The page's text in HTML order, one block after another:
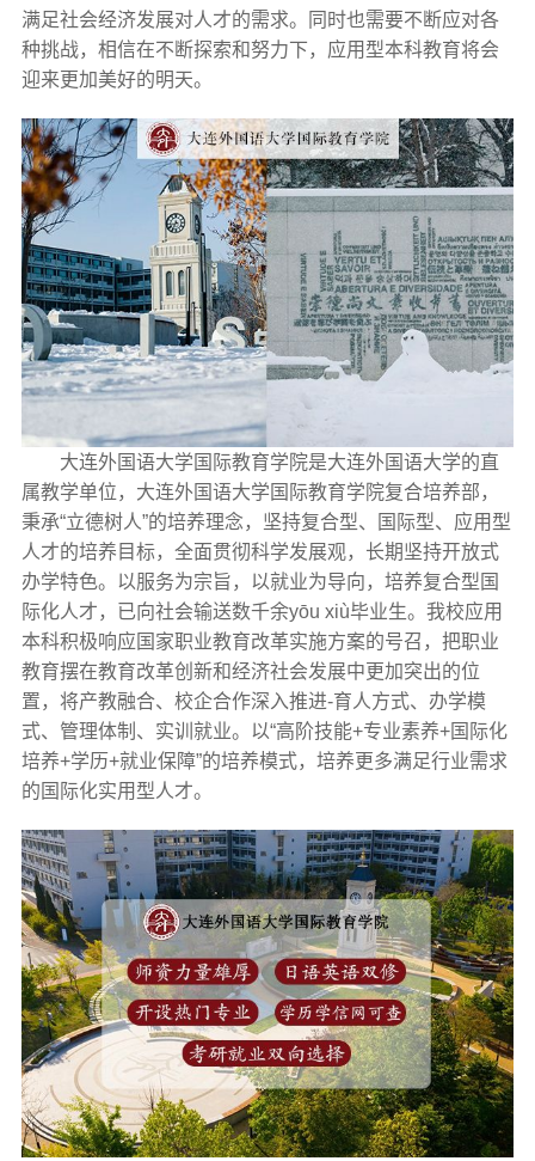
满足社会经济发展对人才的需求。同时也需要不断应对各
种挑战，相信在不断探索和努力下，应用型本科教育将会
迎来更加美好的明天。
大连外国语大学国际教育学院是大连外国语大学的直
属教学单位，大连外国语大学国际教育学院复合培养部，
秉承“立德树人”的培养理念，坚持复合型、国际型、应用型
人才的培养目标，全面贯彻科学发展观，长期坚持开放式
办学特色。以服务为宗旨，以就业为导向，培养复合型国
际化人才，已向社会输送数千余yōu xiù毕业生。我校应用
本科积极响应国家职业教育改革实施方案的号召，把职业
教育摆在教育改革创新和经济社会发展中更加突出的位
置，将产教融合、校企合作深入推进-育人方式、办学模
式、管理体制、实训就业。以“高阶技能+专业素养+国际化
培养+学历+就业保障”的培养模式，培养更多满足行业需求
的国际化实用型人才。